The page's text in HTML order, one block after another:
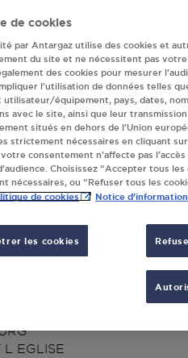
L EGLISE
de cookies
par Antargaz utilise des cookies et
du site et ne nécessitent pas
des cookies pour mesurer
l’utilisation de données telles
utilisateur/équipement, pays, dates,
avec le site, ainsi que leur
situés en dehors de l’Union
strictement nécessaires en cliquant
consentement n’affecte pas
Choisissez “Accepter tous
nécessaires, ou “Refuser tous les
de cookies Notice d'information
les cookies